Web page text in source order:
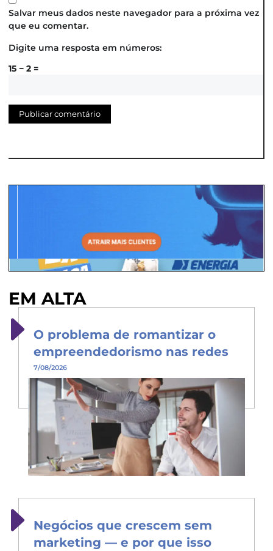
Salvar meus dados neste navegador para a próxima vez
que eu comentar.
Digite uma resposta em números:
15 − 2 =
EM ALTA
O problema de romantizar o
empreendedorismo nas redes
7/08/2026
Negócios que crescem sem
marketing — e por que isso